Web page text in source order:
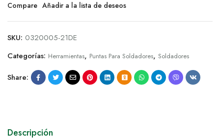
Compare Añadir a la lista de deseos
SKU: 0320005-21DE
Categorías: Herramientas, Puntas Para Soldadores, Soldadores
Share:
Descripción